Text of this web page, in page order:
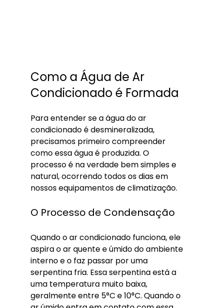
Como a Água de Ar
Condicionado é Formada
Para entender se a água do ar
condicionado é desmineralizada,
precisamos primeiro compreender
como essa água é produzida. O
processo é na verdade bem simples e
natural, ocorrendo todos os dias em
nossos equipamentos de climatização.
O Processo de Condensação
Quando o ar condicionado funciona, ele
aspira o ar quente e úmido do ambiente
interno e o faz passar por uma
serpentina fria. Essa serpentina está a
uma temperatura muito baixa,
geralmente entre 5°C e 10°C. Quando o